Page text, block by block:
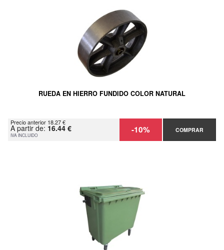
RUEDA EN HIERRO FUNDIDO COLOR NATURAL
Precio anterior 18.27 €
A partir de: 16.44 €
IVA INCLUIDO -10% COMPRAR